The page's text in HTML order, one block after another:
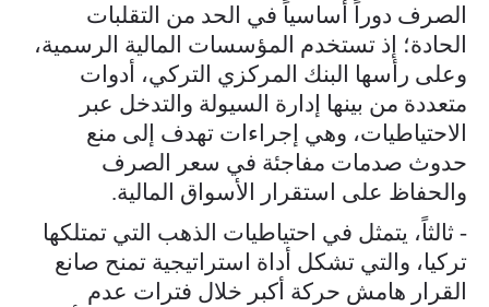
الصرف دوراً أساسياً في الحد من التقلبات
الحادة؛ إذ تستخدم المؤسسات المالية الرسمية،
وعلى رأسها البنك المركزي التركي، أدوات
متعددة من بينها إدارة السيولة والتدخل عبر
الاحتياطيات، وهي إجراءات تهدف إلى منع
حدوث صدمات مفاجئة في سعر الصرف
والحفاظ على استقرار الأسواق المالية.
- ثالثاً، يتمثل في احتياطيات الذهب التي تمتلكها
تركيا، والتي تشكل أداة استراتيجية تمنح صانع
القرار هامش حركة أكبر خلال فترات عدم